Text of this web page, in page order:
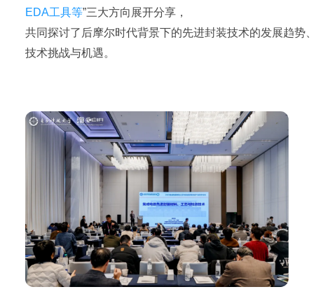
EDA工具等”三大方向展开分享，
共同探讨了后摩尔时代背景下的先进封装技术的发展趋势
技术挑战与机遇。